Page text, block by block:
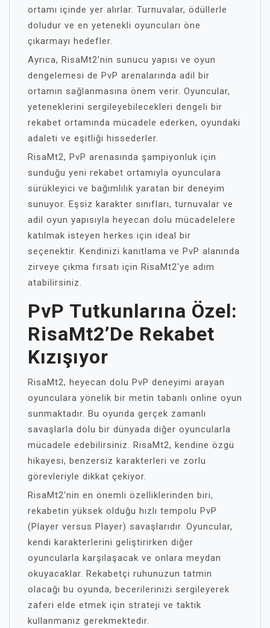
ortamı içinde yer alırlar. Turnuvalar, ödüllerle
doludur ve en yetenekli oyuncuları öne
çıkarmayı hedefler.
Ayrıca, RisaMt2'nin sunucu yapısı ve oyun
dengelemesi de PvP arenalarında adil bir
ortamın sağlanmasına önem verir. Oyuncular,
yeteneklerini sergileyebilecekleri dengeli bir
rekabet ortamında mücadele ederken, oyundaki
adaleti ve eşitliği hissederler.
RisaMt2, PvP arenasında şampiyonluk için
sunduğu yeni rekabet ortamıyla oyunculara
sürükleyici ve bağımlılık yaratan bir deneyim
sunuyor. Eşsiz karakter sınıfları, turnuvalar ve
adil oyun yapısıyla heyecan dolu mücadelelere
katılmak isteyen herkes için ideal bir
seçenektir. Kendinizi kanıtlama ve PvP alanında
zirveye çıkma fırsatı için RisaMt2'ye adım
atabilirsiniz.
PvP Tutkunlarına Özel:
RisaMt2’de Rekabet
Kızışıyor
RisaMt2, heyecan dolu PvP deneyimi arayan
oyunculara yönelik bir metin tabanlı online oyun
sunmaktadır. Bu oyunda gerçek zamanlı
savaşlarla dolu bir dünyada diğer oyuncularla
mücadele edebilirsiniz. RisaMt2, kendine özgü
hikayesi, benzersiz karakterleri ve zorlu
görevleriyle dikkat çekiyor.
RisaMt2'nin en önemli özelliklerinden biri,
rekabetin yüksek olduğu hızlı tempolu PvP
(Player versus Player) savaşlarıdır. Oyuncular,
kendi karakterlerini geliştirirken diğer
oyuncularla karşılaşacak ve onlara meydan
okuyacaklar. Rekabetçi ruhunuzun tatmin
olacağı bu oyunda, becerilerinizi sergileyerek
zaferi elde etmek için strateji ve taktik
kullanmanız gerekmektedir.